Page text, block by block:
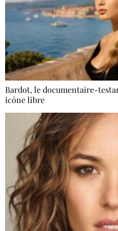
Bardot, le documentaire-
icône libre